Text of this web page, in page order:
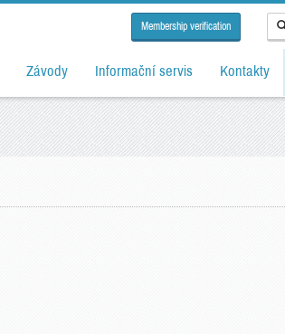
Membership verification
Závody Informační servis Kontakty